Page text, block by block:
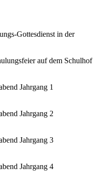
Gottesdienst in der
auf dem Schulhof
Jahrgang 1
Jahrgang 2
Jahrgang 3
Jahrgang 4